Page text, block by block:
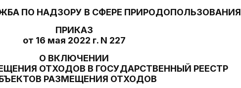
ПО НАДЗОРУ В СФЕРЕ ПРИРОДОПОЛЬЗОВАНИЯ
ПРИКАЗ
от 16 мая 2022 г. N 227
О ВКЛЮЧЕНИИ
ОТХОДОВ В ГОСУДАРСТВЕННЫЙ РЕЕСТР
РАЗМЕЩЕНИЯ ОТХОДОВ